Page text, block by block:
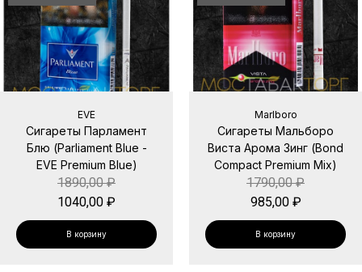
EVE
Сигареты Парламент
Блю (Parliament Blue -
EVE Premium Blue)
1890,00₽
1040,00 ₽
В корзину
Marlboro
Сигареты Мальборо
Виста Арома Зинг (Bond
Compact Premium Mix)
1790,00₽
985,00 ₽
В корзину